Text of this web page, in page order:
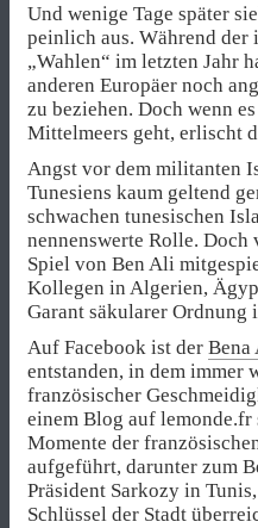
Und wenige Tage später
peinlich aus. Während der
„Wahlen“ im letzten Jahr
anderen Europäer noch
zu beziehen. Doch wenn
Mittelmeers geht, erlischt
Angst vor dem militanten
Tunesiens kaum geltend
schwachen tunesischen
nennenswerte Rolle. Doch
Spiel von Ben Ali
Kollegen in Algerien,
Garant säkularer Ordnung
Auf Facebook ist der Bena
entstanden, in dem immer
französischer
einem Blog auf
Momente der
aufgeführt, darunter zum
Präsident Sarkozy in
Schlüssel der Stadt